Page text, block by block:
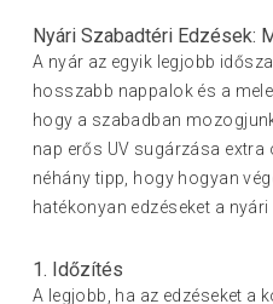
Nyári Szabadtéri Edzések:
A nyár az egyik legjobb
hosszabb nappalok és a
hogy a szabadban
nap erős UV sugárzása
néhány tipp, hogy hogyan
hatékonyan edzéseket a
1. Időzítés
A legjobb, ha az edzéseket a